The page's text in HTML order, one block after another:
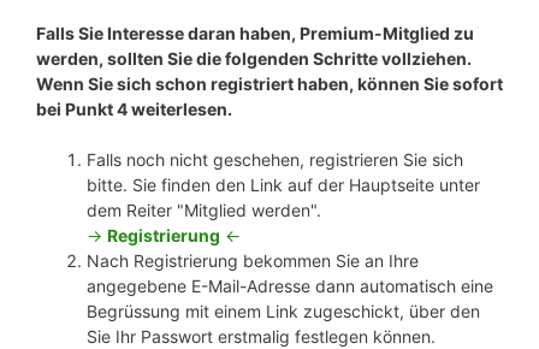
Falls Sie Interesse daran haben, Premium-Mitglied zu
werden, sollten Sie die folgenden Schritte vollziehen.
Wenn Sie sich schon registriert haben, können Sie sofort
bei Punkt 4 weiterlesen.
Falls noch nicht geschehen, registrieren Sie sich
bitte. Sie finden den Link auf der Hauptseite unter
dem Reiter "Mitglied werden".
-> Registrierung <-
Nach Registrierung bekommen Sie an Ihre
angegebene E-Mail-Adresse dann automatisch eine
Begrüssung mit einem Link zugeschickt, über den
Sie Ihr Passwort erstmalig festlegen können.